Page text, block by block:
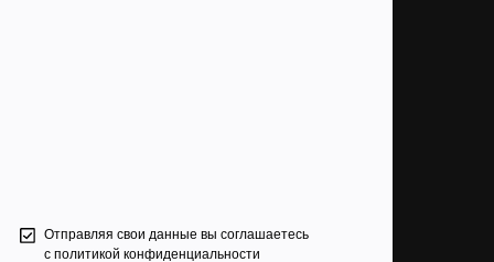
Отправляя свои данные вы соглашаетесь
с политикой конфиденциальности